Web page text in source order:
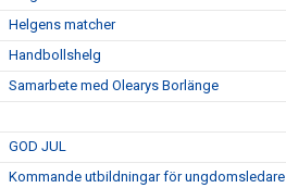
Helgens matcher
Handbollshelg
Samarbete med Olearys Borlänge
GOD JUL
Kommande utbildningar för ungdomsledare